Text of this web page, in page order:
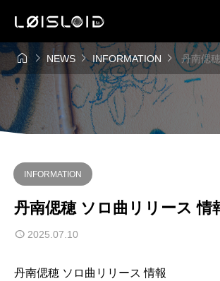
  NEWS INFORMATION  丹南偲
INFORMATION
丹南偲穂 ソロ曲リリース 情
2025.07.10
丹南偲穂 ソロ曲リリース 情報